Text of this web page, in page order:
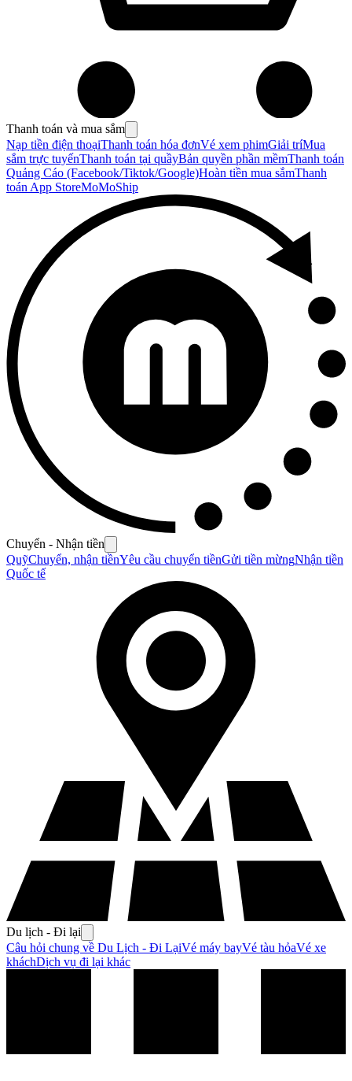
Thanh toán và mua sắm
Nạp tiền điện thoạiThanh toán hóa đơnVé xem phimGiải tríMua
sắm trực tuyếnThanh toán tại quầyBản quyền phần mềmThanh toán
Quảng Cáo (Facebook/Tiktok/Google)Hoàn tiền mua sắmThanh
toán App StoreMoMoShip
Chuyển - Nhận tiền
QuỹChuyển, nhận tiềnYêu cầu chuyển tiềnGửi tiền mừngNhận tiền
Quốc tế
Du lịch - Đi lại
Câu hỏi chung về Du Lịch - Đi LạiVé máy bayVé tàu hỏaVé xe
kháchDịch vụ đi lại khác